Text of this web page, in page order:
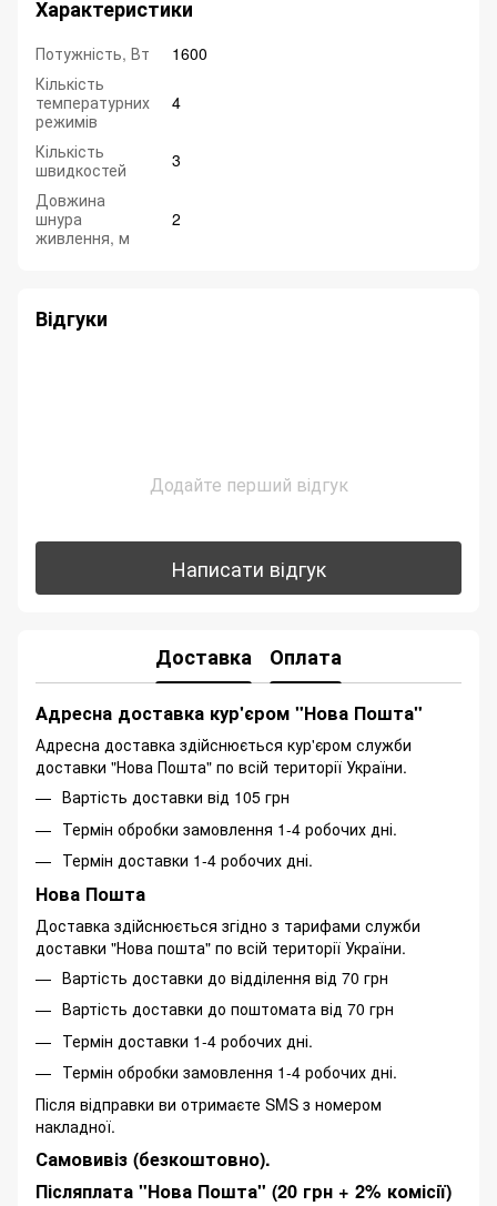
Характеристики
Потужність, Вт
1600
Кількість
температурних
режимів
4
Кількість
швидкостей
3
Довжина
шнура
живлення, м
2
Відгуки
Додайте перший відгук
Написати відгук
Доставка Оплата
Адресна доставка кур'єром "Нова Пошта"
Адресна доставка здійснюється кур'єром служби
доставки "Нова Пошта" по всій території України.
Вартість доставки від 105 грн
Термін обробки замовлення 1-4 робочих дні.
Термін доставки 1-4 робочих дні.
Нова Пошта
Доставка здійснюється згідно з тарифами служби
доставки "Нова пошта" по всій території України.
Вартість доставки до відділення від 70 грн
Вартість доставки до поштомата від 70 грн
Термін доставки 1-4 робочих дні.
Термін обробки замовлення 1-4 робочих дні.
Після відправки ви отримаєте SMS з номером
накладної.
Самовивіз (безкоштовно).
Післяплата "Нова Пошта" (20 грн + 2% комісії)